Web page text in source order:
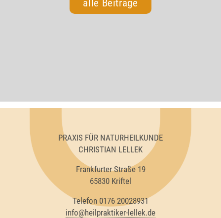
alle Beiträge
PRAXIS FÜR NATURHEILKUNDE
CHRISTIAN LELLEK
Frankfurter Straße 19
65830 Kriftel
Telefon 0176 20028931
info@heilpraktiker-lellek.de